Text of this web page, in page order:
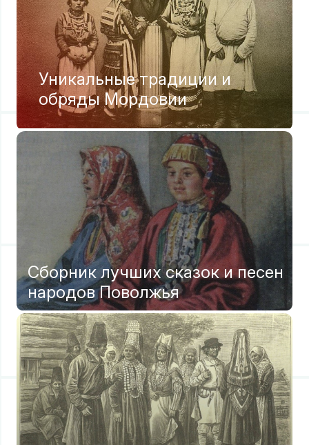
Сборник лучших сказок и песен
народов Поволжья
Уникальные традиции и
обряды Мордовии